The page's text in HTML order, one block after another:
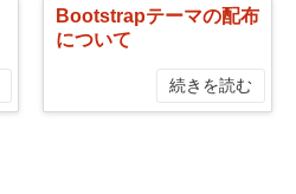
2013
Bootstrapテーマの配布
について
続きを読む